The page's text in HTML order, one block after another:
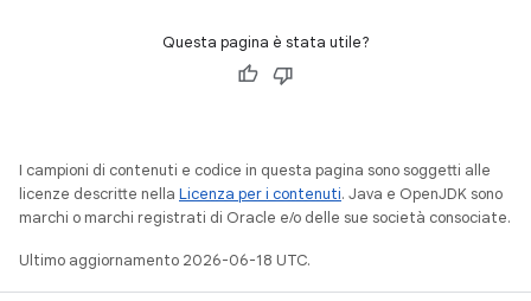
Questa pagina è stata utile?
I campioni di contenuti e codice in questa pagina sono soggetti alle
licenze descritte nella Licenza per i contenuti. Java e OpenJDK sono
marchi o marchi registrati di Oracle e/o delle sue società consociate.
Ultimo aggiornamento 2026-06-18 UTC.